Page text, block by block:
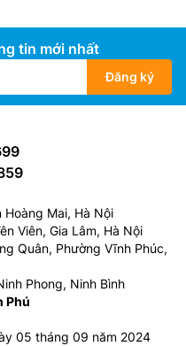
tin mới nhất
Đăng ký
Hoàng Mai, Hà Nội
Viên, Gia Lâm, Hà Nội
Quân, Phường Vĩnh Phúc,
Phong, Ninh Bình
Phú
05 tháng 09 năm 2024